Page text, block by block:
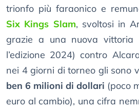
trionfo più faraonico e
Six Kings Slam, svoltosi in
grazie a una nuova vittoria
l’edizione 2024) contro
nei 4 giorni di torneo gli sono
ben 6 milioni di dollari (poco
euro al cambio), una cifra